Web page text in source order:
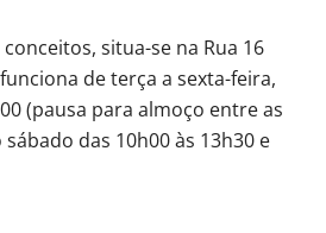
situa-se na Rua 16
de terça a sexta-feira,
(pausa para almoço entre as
sábado das 10h00 às 13h30 e